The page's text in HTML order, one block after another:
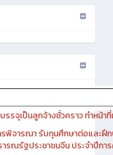
รจุเป็นลูกจ้างชั่วคราว ทำหน้าที่
รพิจารณา รับทุนศึกษาต่อและฝึ
รณรัฐประชาชนจีน ประจำปีก